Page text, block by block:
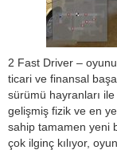
2 Fast Driver –
ticari ve finansal
sürümü hayranları
gelişmiş fizik ve en
sahip tamamen yeni
çok ilginç kılıyor,